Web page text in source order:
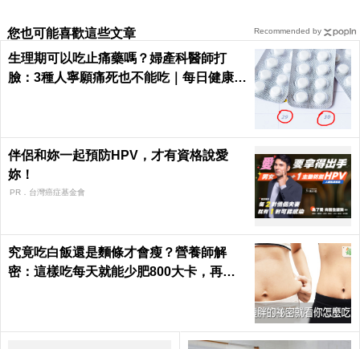
您也可能喜歡這些文章
生理期可以吃止痛藥嗎？婦產科醫師打
臉：3種人寧願痛死也不能吃｜每日健康 H
伴侶和妳一起預防HPV，才有資格說愛
妳！
PR．台灣癌症基金會
究竟吃白飯還是麵條才會瘦？營養師解
密：這樣吃每天就能少肥800大卡，再也
Recommended by